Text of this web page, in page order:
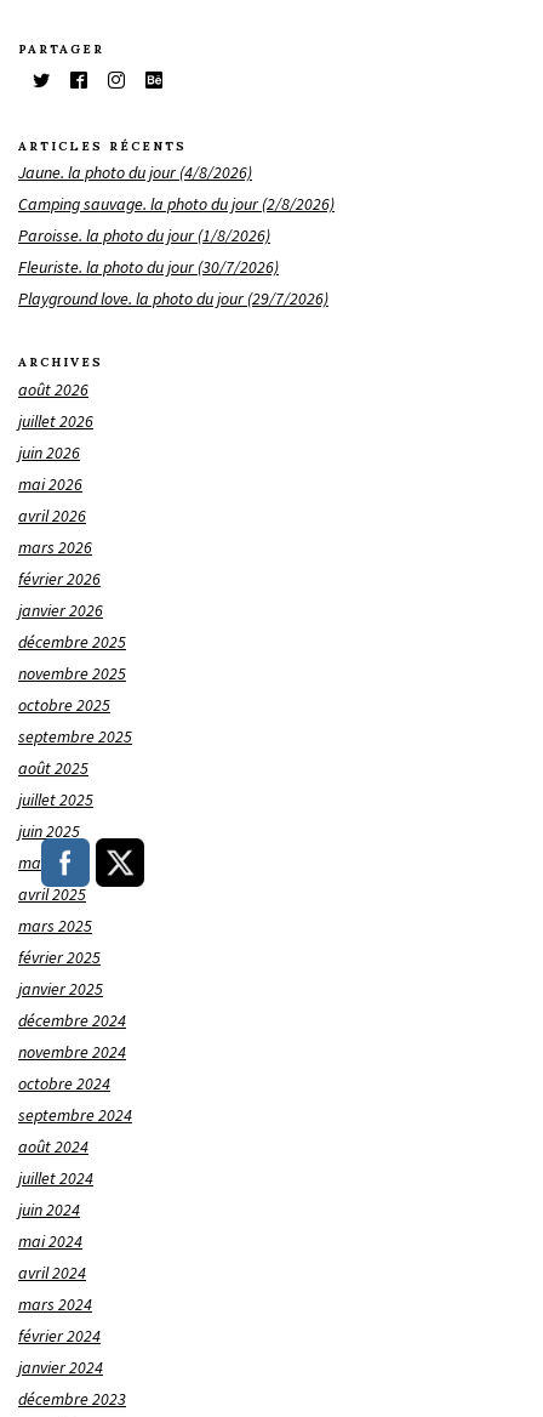
PARTAGER
ARTICLES RÉCENTS
Jaune. la photo du jour (4/8/2026)
Camping sauvage. la photo du jour (2/8/2026)
Paroisse. la photo du jour (1/8/2026)
Fleuriste. la photo du jour (30/7/2026)
Playground love. la photo du jour (29/7/2026)
ARCHIVES
août 2026
juillet 2026
juin 2026
mai 2026
avril 2026
mars 2026
février 2026
janvier 2026
décembre 2025
novembre 2025
octobre 2025
septembre 2025
août 2025
juillet 2025
juin 2025
mai 2025
avril 2025
mars 2025
février 2025
janvier 2025
décembre 2024
novembre 2024
octobre 2024
septembre 2024
août 2024
juillet 2024
juin 2024
mai 2024
avril 2024
mars 2024
février 2024
janvier 2024
décembre 2023